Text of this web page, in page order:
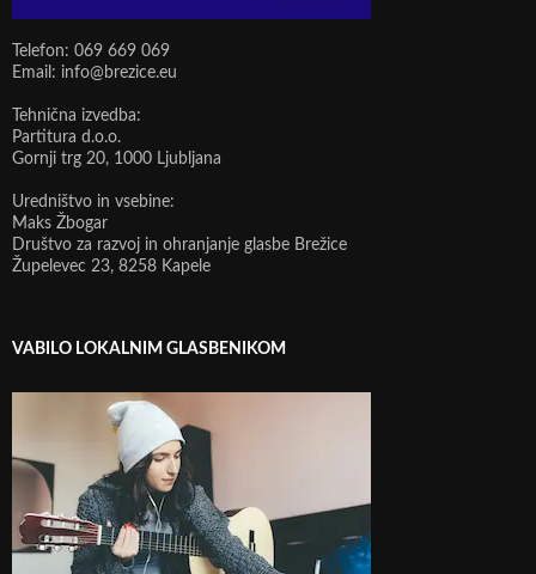
Telefon: 069 669 069
Email: info@brezice.eu
Tehnična izvedba:
Partitura d.o.o.
Gornji trg 20, 1000 Ljubljana
Uredništvo in vsebine:
Maks Žbogar
Društvo za razvoj in ohranjanje glasbe Brežice
Župelevec 23, 8258 Kapele
VABILO LOKALNIM GLASBENIKOM